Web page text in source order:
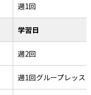
週1回
学習日
週2回
週1回グループレッス